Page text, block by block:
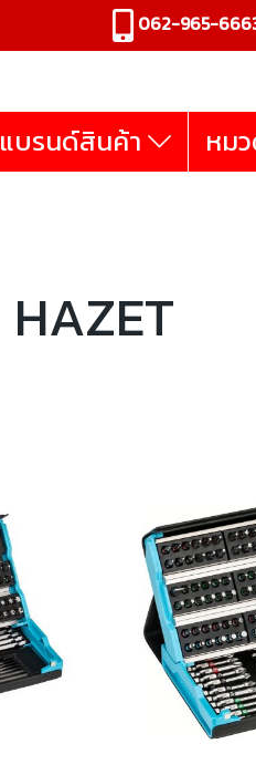
062-965-
แบรนด์สินค้า หม
HAZET